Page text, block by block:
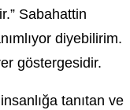
Sabahattin
diyebilirim.
göstergesidir.
tanıtan ve